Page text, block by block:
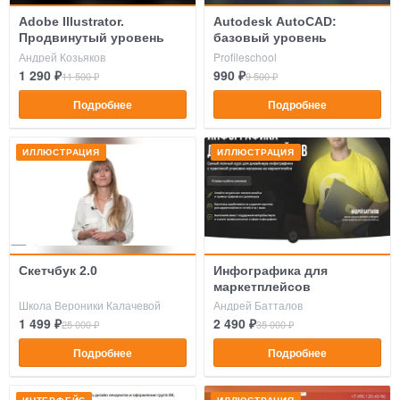
Adobe Illustrator.
Продвинутый уровень
Андрей Козьяков
1 290 ₽11 500 ₽
Подробнее
Autodesk AutoCAD:
базовый уровень
Profileschool
990 ₽9 500 ₽
Подробнее
ИЛЛЮСТРАЦИЯ
Скетчбук 2.0
Школа Вероники Калачевой
1 499 ₽25 000 ₽
Подробнее
ИЛЛЮСТРАЦИЯ
Инфографика для
маркетплейсов
Андрей Батталов
2 490 ₽35 000 ₽
Подробнее